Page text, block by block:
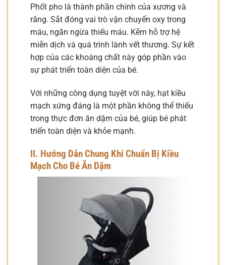
Phốt pho là thành phần chính của xương và
răng. Sắt đóng vai trò vận chuyển oxy trong
máu, ngăn ngừa thiếu máu. Kẽm hỗ trợ hệ
miễn dịch và quá trình lành vết thương. Sự kết
hợp của các khoáng chất này góp phần vào
sự phát triển toàn diện của bé.
Với những công dụng tuyệt vời này, hạt kiều
mạch xứng đáng là một phần không thể thiếu
trong thực đơn ăn dặm của bé, giúp bé phát
triển toàn diện và khỏe mạnh.
II. Hướng Dẫn Chung Khi Chuẩn Bị Kiều
Mạch Cho Bé Ăn Dặm